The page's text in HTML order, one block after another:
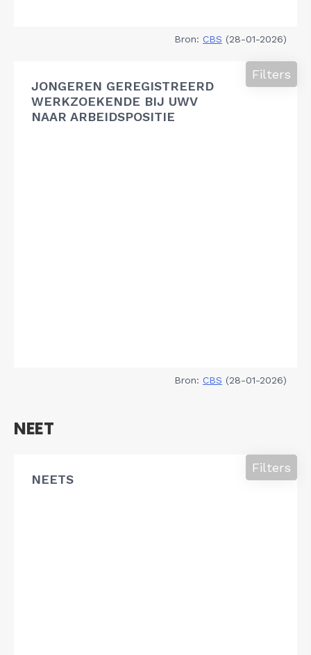
Bron: CBS (28-01-2026)
JONGEREN GEREGISTREERD
WERKZOEKENDE BIJ UWV
NAAR ARBEIDSPOSITIE
Filters
Bron: CBS (28-01-2026)
NEET
NEETS
Filters